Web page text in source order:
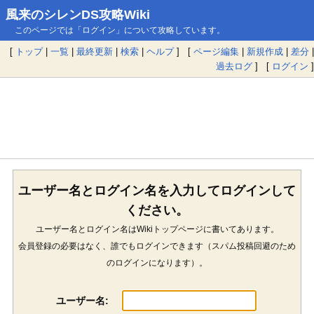
風来のシレンDS攻略Wiki
このページでは「ログイン」について攻略しています。
[ トップ| 一覧 | 最終更新 | 検索 | ヘルプ] [ ページ編集 | 新規作成 | 差分 |
過去ログ ] [ ログイン ]
ユーザー名とログイン名を入力してログインして
ください。
ユーザー名とログイン名はWikiトップページに書いてあります。
会員登録の必要はなく、誰でもログインできます（スパム投稿回避のため
のログインになります）。
ユーザー名: